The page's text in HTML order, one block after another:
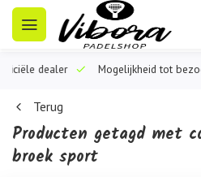
dealer Mogelijkheid tot bezoek
Terug
Producten getagd met
broek sport